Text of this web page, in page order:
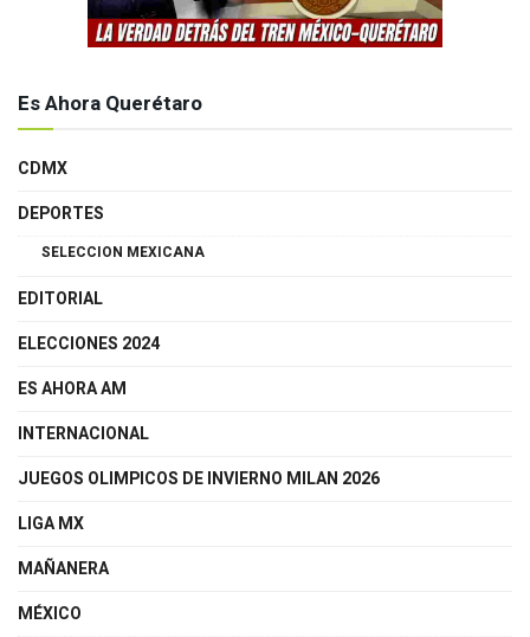
Es Ahora Querétaro
CDMX
DEPORTES
SELECCION MEXICANA
EDITORIAL
ELECCIONES 2024
ES AHORA AM
INTERNACIONAL
JUEGOS OLIMPICOS DE INVIERNO MILAN 2026
LIGA MX
MAÑANERA
MÉXICO